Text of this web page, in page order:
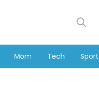
Mom Tech Sport